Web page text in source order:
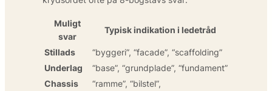
Muligt
svar
Typisk indikation i ledetråd
Stillads
“byggeri”, “facade”, “scaffolding”
Underlag
“base”, “grundplade”, “fundament”
Chassis
“ramme”, “bilstel”,